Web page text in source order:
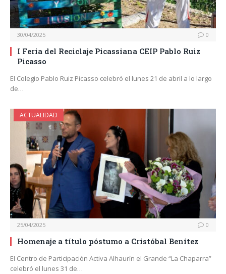
30/04/2025 0
I Feria del Reciclaje Picassiana CEIP Pablo Ruiz
Picasso
El Colegio Pablo Ruiz Picasso celebró el lunes 21 de abril a lo largo
de…
ACTUALIDAD
25/04/2025 0
Homenaje a título póstumo a Cristóbal Benítez
El Centro de Participación Activa Alhaurín el Grande “La Chaparra”
celebró el lunes 31 de…